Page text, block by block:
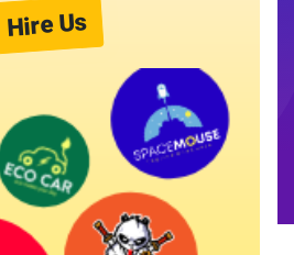
Hire Us